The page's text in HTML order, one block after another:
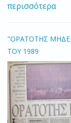
περισσότερα
"ΟΡΑΤΟΤΗΣ
ΤΟΥ 1989